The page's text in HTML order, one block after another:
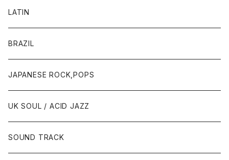
LATIN
BRAZIL
JAPANESE ROCK,POPS
UK SOUL / ACID JAZZ
SOUND TRACK